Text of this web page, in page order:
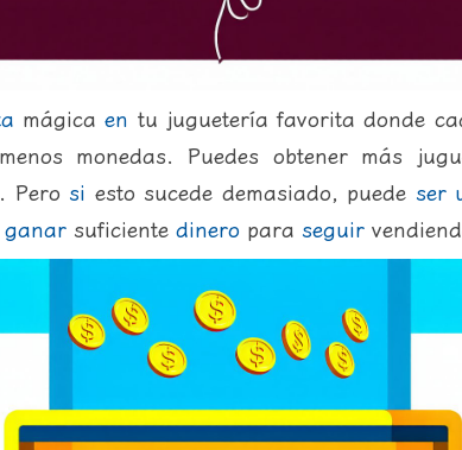
mágicaen tu juguetería favorita donde
monedas. Puedes obtener más
Pero si esto sucede demasiado, puede ser
ganar suficiente dinero para seguir